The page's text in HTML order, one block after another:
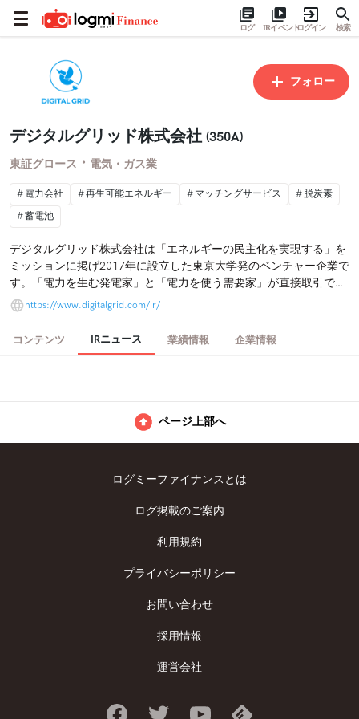
ログ IRイベントログイン 検索
フォロー
デジタルグリッド株式会社 (350A)
東証グロース ・ 電気・ガス業
電力会社 再生可能エネルギー マッチングサービス
脱炭素
蓄電池
デジタルグリッド株式会社は「エネルギーの民主化を実現する」を
ミッションに掲げ2017年に設立した東京大学発のベンチャー企業で
す。「電力を生む発電家」と「電力を使う需要家」が直接取引でき
るデジタルグリッドプラットフォーム（DGP）を始め、再エネに関
連する複数のサービスを展開し、2025年4月に東京証券取引所グロ
ース市場に上場、持続可能なエネルギー社会の実現を目指していま
https://www.digitalgrid.com/ir/
コンテンツ IRニュース 業績情報 企業情報
ページ上部へ
ログミーファイナンスとは
ログ掲載のご案内
利用規約
プライバシーポリシー
お問い合わせ
採用情報
運営会社